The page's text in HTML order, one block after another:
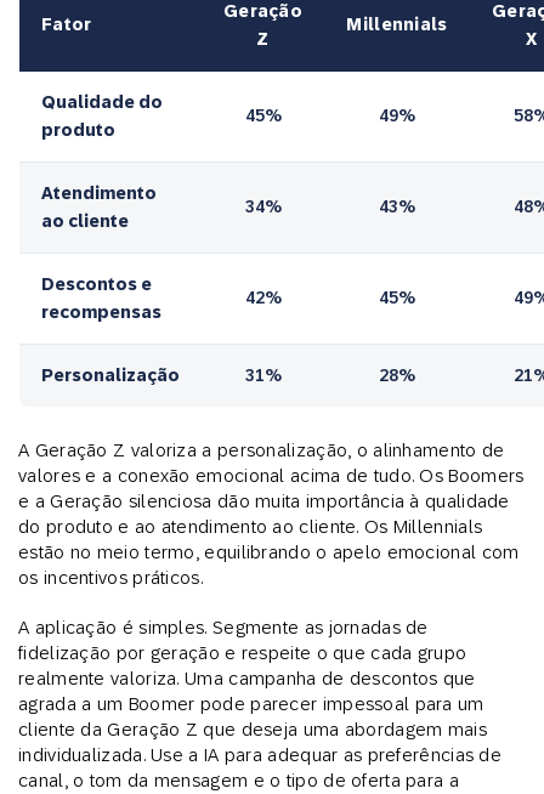
Fator
Geração
Z
Millennials
X
Qualidade do
produto
45% 49%
Atendimento
ao cliente
34% 43%
Descontos e
recompensas
42% 45%
Personalização 31% 28%
A Geração Z valoriza a personalização, o alinhamento de
valores e a conexão emocional acima de tudo. Os Boomers
e a Geração silenciosa dão muita importância à qualidade
do produto e ao atendimento ao cliente. Os Millennials
estão no meio termo, equilibrando o apelo emocional com
os incentivos práticos.
A aplicação é simples. Segmente as jornadas de
fidelização por geração e respeite o que cada grupo
realmente valoriza. Uma campanha de descontos que
agrada a um Boomer pode parecer impessoal para um
cliente da Geração Z que deseja uma abordagem mais
individualizada. Use a IA para adequar as preferências de
canal, o tom da mensagem e o tipo de oferta para a